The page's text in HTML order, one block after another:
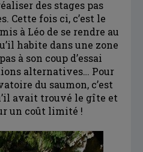
des stages pas
Cette fois ci, c’est le
à Léo de se rendre au
habite dans une zone
à son coup d’essai
alternatives… Pour
du saumon, c’est
avait trouvé le gîte et
un coût limité !